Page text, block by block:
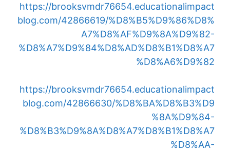
https://brooksvmdr76654.educationalimpact
blog.com/42866619/%D8%B5%D9%86%D8%
A7%D8%AF%D9%8A%D9%82-
%D8%A7%D9%84%D8%AD%D8%B1%D8%A7
%D8%A6%D9%82
https://brooksvmdr76654.educationalimpact
blog.com/42866630/%D8%BA%D8%B3%D9
%8A%D9%84-
%D8%B3%D9%8A%D8%A7%D8%B1%D8%A7
%D8%AA-